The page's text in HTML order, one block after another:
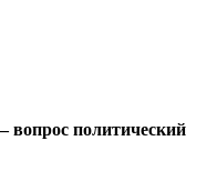
вопрос политический